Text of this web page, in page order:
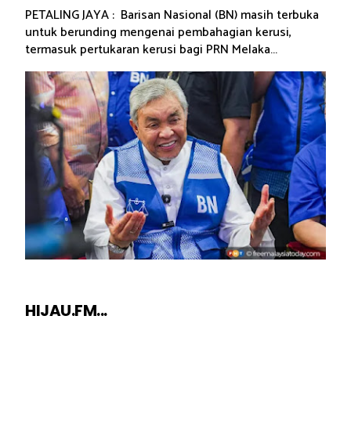
PETALING JAYA : Barisan Nasional (BN) masih terbuka
untuk berunding mengenai pembahagian kerusi,
termasuk pertukaran kerusi bagi PRN Melaka...
HIJAU.FM...